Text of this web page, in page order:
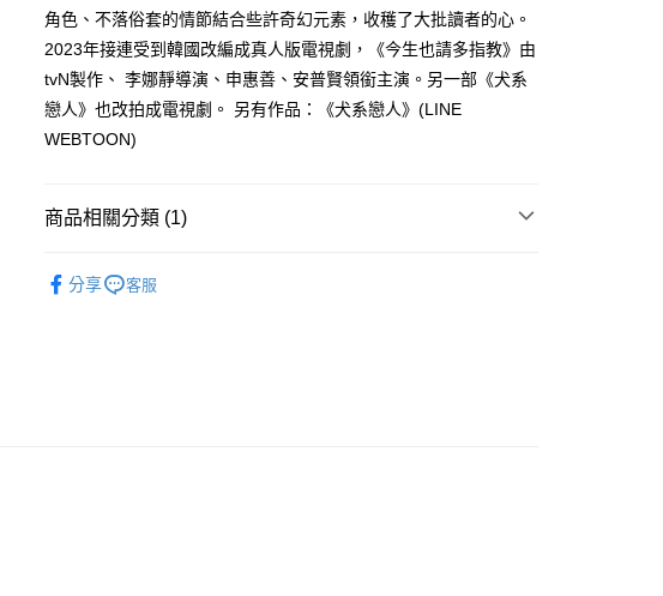
※ 請注意：結帳手續完成當下不需立刻繳費，但若您需要取消訂單，請聯
絡購買商品的店家。未經商家同意取消之訂單仍視為有效，需透過AFTEE
先享後付繳納相關費用。
※ 交易是否成功請以「AFTEE先享後付 」之結帳頁面顯示為準，若有關於
付客戶支援中心」https://netprotections.freshdesk.com/support/home
交易，需依本服務之必要範圍內提供個人資料，並將交易相關給付款項請
求債權轉讓予恩沛科技股份有限公司。
３．未成年的使用者請事先徵得法定代理人或監護人之同意方可使用
萊爾富取貨付款
每筆NT$80，滿NT$500(含以上)免運費
付款後萊爾富取貨
每筆NT$80，滿NT$500(含以上)免運費
每筆NT$80，滿NT$500(含以上)免運費
每筆NT$80，滿NT$500(含以上)免運費
角色、不落俗套的情節結合些許奇幻元素，收穫了大批讀者的心。
2023年接連受到韓國改編成真人版電視劇，《今生也請多指教》由
tvN製作、 李娜靜導演、申惠善、安普賢領銜主演。另一部《犬系
戀人》也改拍成電視劇。 另有作品：《犬系戀人》(LINE
WEBTOON)
商品相關分類 (1)
分享
客服